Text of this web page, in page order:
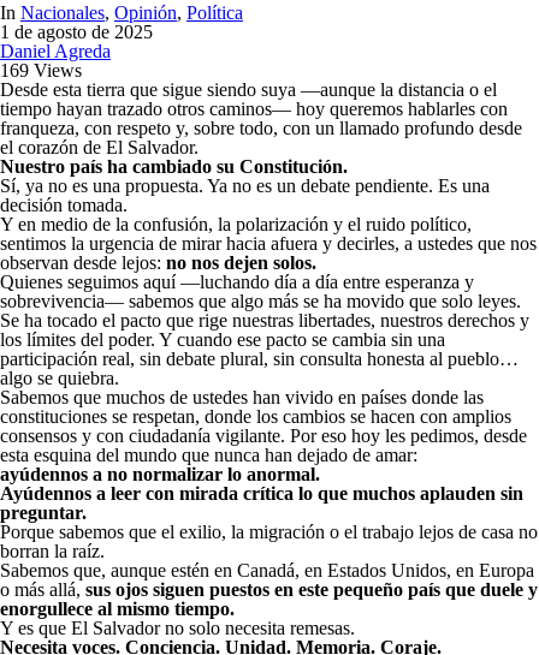
In Nacionales, Opinión, Política
1 de agosto de 2025
Daniel Agreda
169 Views
Desde esta tierra que sigue siendo suya —aunque la distancia o el
tiempo hayan trazado otros caminos— hoy queremos hablarles con
franqueza, con respeto y, sobre todo, con un llamado profundo desde
el corazón de El Salvador.
Nuestro país ha cambiado su Constitución.
Sí, ya no es una propuesta. Ya no es un debate pendiente. Es una
decisión tomada.
Y en medio de la confusión, la polarización y el ruido político,
sentimos la urgencia de mirar hacia afuera y decirles, a ustedes que nos
observan desde lejos: no nos dejen solos.
Quienes seguimos aquí —luchando día a día entre esperanza y
sobrevivencia— sabemos que algo más se ha movido que solo leyes.
Se ha tocado el pacto que rige nuestras libertades, nuestros derechos y
los límites del poder. Y cuando ese pacto se cambia sin una
participación real, sin debate plural, sin consulta honesta al pueblo…
algo se quiebra.
Sabemos que muchos de ustedes han vivido en países donde las
constituciones se respetan, donde los cambios se hacen con amplios
consensos y con ciudadanía vigilante. Por eso hoy les pedimos, desde
esta esquina del mundo que nunca han dejado de amar:
ayúdennos a no normalizar lo anormal.
Ayúdennos a leer con mirada crítica lo que muchos aplauden sin
preguntar.
Porque sabemos que el exilio, la migración o el trabajo lejos de casa no
borran la raíz.
Sabemos que, aunque estén en Canadá, en Estados Unidos, en Europa
o más allá, sus ojos siguen puestos en este pequeño país que duele y
enorgullece al mismo tiempo.
Y es que El Salvador no solo necesita remesas.
Necesita voces. Conciencia. Unidad. Memoria. Coraje.